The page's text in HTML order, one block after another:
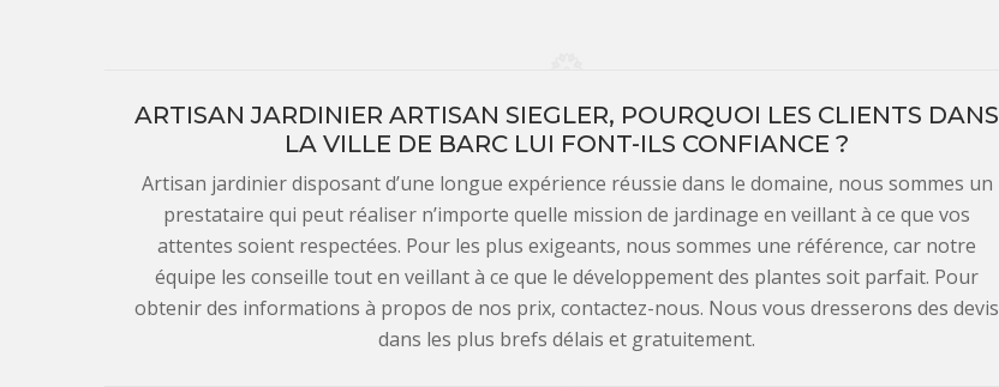
ARTISAN JARDINIER ARTISAN SIEGLER, POURQUOI LES CLIENTS DANS
LA VILLE DE BARC LUI FONT-ILS CONFIANCE ?
Artisan jardinier disposant d’une longue expérience réussie dans le domaine, nous sommes un
prestataire qui peut réaliser n’importe quelle mission de jardinage en veillant à ce que vos
attentes soient respectées. Pour les plus exigeants, nous sommes une référence, car notre
équipe les conseille tout en veillant à ce que le développement des plantes soit parfait. Pour
obtenir des informations à propos de nos prix, contactez-nous. Nous vous dresserons des devis
dans les plus brefs délais et gratuitement.